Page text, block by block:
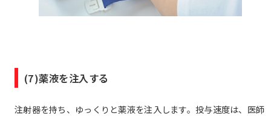
(7)薬液を注入する
注射器を持ち、ゆっくりと薬液を注入します。投与速度は、医師